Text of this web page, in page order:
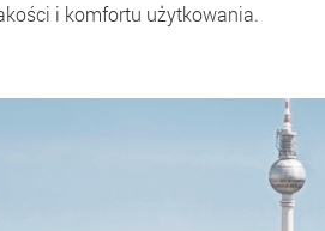
i komfortu użytkowania.